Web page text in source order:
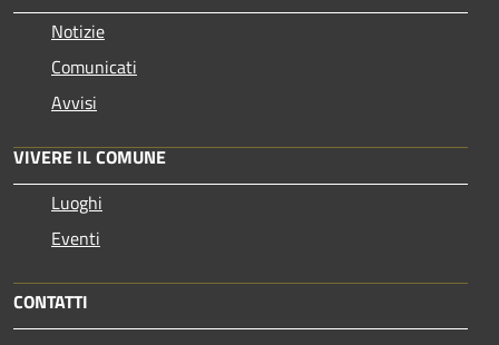
Notizie
Comunicati
Avvisi
VIVERE IL COMUNE
Luoghi
Eventi
CONTATTI